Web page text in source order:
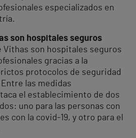
especializados en
son hospitales seguros
Vithas son hospitales seguros
gracias a la
protocolos de seguridad
las medidas
el establecimiento de dos
uno para las personas con
con la covid-19, y otro para el